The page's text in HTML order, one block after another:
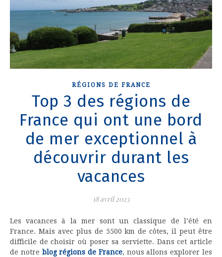
RÉGIONS DE FRANCE
Top 3 des régions de
France qui ont une bord
de mer exceptionnel à
découvrir durant les
vacances
18 avril 2023
Les vacances à la mer sont un classique de l’été en
France. Mais avec plus de 5500 km de côtes, il peut être
difficile de choisir où poser sa serviette. Dans cet article
de notre blog régions de France, nous allons explorer les